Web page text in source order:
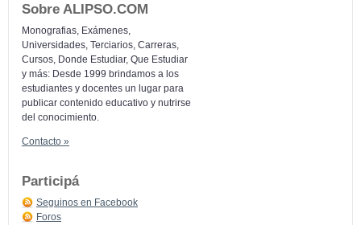
Sobre ALIPSO.COM
Monografias, Exámenes,
Universidades, Terciarios, Carreras,
Cursos, Donde Estudiar, Que Estudiar
y más: Desde 1999 brindamos a los
estudiantes y docentes un lugar para
publicar contenido educativo y nutrirse
del conocimiento.
Contacto »
Participá
Seguinos en Facebook
Foros